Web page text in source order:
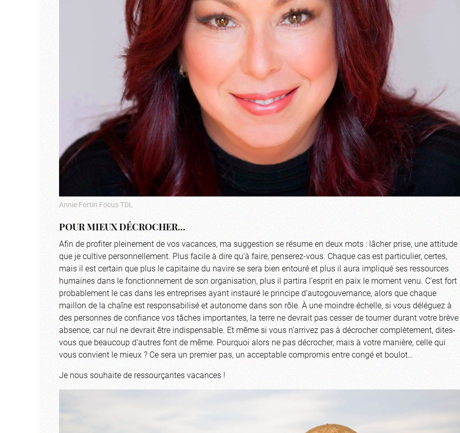
Annie Fortin Focus TDL
POUR MIEUX DÉCROCHER…
Afin de profiter pleinement de vos vacances, ma suggestion se résume en deux mots : lâcher prise, une attitude
que je cultive personnellement. Plus facile à dire qu’à faire, penserez-vous. Chaque cas est particulier, certes,
mais il est certain que plus le capitaine du navire se sera bien entouré et plus il aura impliqué ses ressources
humaines dans le fonctionnement de son organisation, plus il partira l’esprit en paix le moment venu. C’est fort
probablement le cas dans les entreprises ayant instauré le principe d’autogouvernance, alors que chaque
maillon de la chaîne est responsabilisé et autonome dans son rôle. À une moindre échelle, si vous déléguez à
des personnes de confiance vos tâches importantes, la terre ne devrait pas cesser de tourner durant votre brève
absence, car nul ne devrait être indispensable. Et même si vous n’arrivez pas à décrocher complètement, dites-
vous que beaucoup d’autres font de même. Pourquoi alors ne pas décrocher, mais à votre manière, celle qui
vous convient le mieux ? Ce sera un premier pas, un acceptable compromis entre congé et boulot…
Je nous souhaite de ressourçantes vacances !